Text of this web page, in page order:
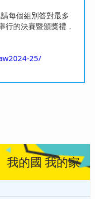
每個組別答對最多
行的決賽暨頒獎禮，
25/
我的國 我的家